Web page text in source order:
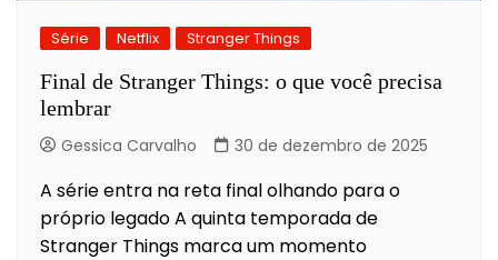
Série Netflix Stranger Things
Final de Stranger Things: o que você precisa
lembrar
Gessica Carvalho 30 de dezembro de 2025
A série entra na reta final olhando para o
próprio legado A quinta temporada de
Stranger Things marca um momento